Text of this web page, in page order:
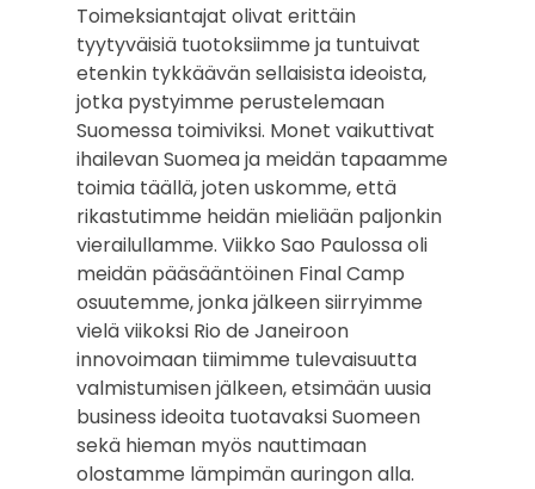
Toimeksiantajat olivat erittäin
tyytyväisiä tuotoksiimme ja tuntuivat
etenkin tykkäävän sellaisista ideoista,
jotka pystyimme perustelemaan
Suomessa toimiviksi. Monet vaikuttivat
ihailevan Suomea ja meidän tapaamme
toimia täällä, joten uskomme, että
rikastutimme heidän mieliään paljonkin
vierailullamme. Viikko Sao Paulossa oli
meidän pääsääntöinen Final Camp
osuutemme, jonka jälkeen siirryimme
vielä viikoksi Rio de Janeiroon
innovoimaan tiimimme tulevaisuutta
valmistumisen jälkeen, etsimään uusia
business ideoita tuotavaksi Suomeen
sekä hieman myös nauttimaan
olostamme lämpimän auringon alla.